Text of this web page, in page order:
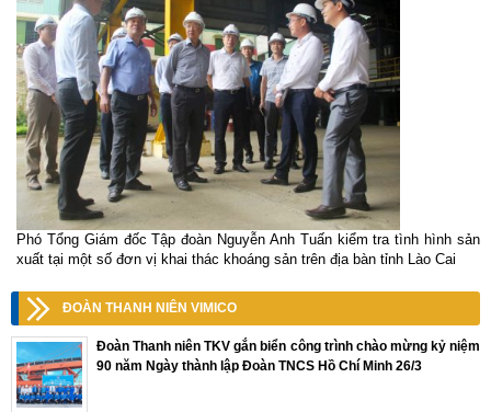
Phó Tổng Giám đốc Tập đoàn Nguyễn Anh Tuấn kiểm tra tình hình sản
xuất tại một số đơn vị khai thác khoáng sản trên địa bàn tỉnh Lào Cai
ĐOÀN THANH NIÊN VIMICO
Đoàn Thanh niên TKV gắn biển công trình chào mừng kỷ niệm
90 năm Ngày thành lập Đoàn TNCS Hồ Chí Minh 26/3